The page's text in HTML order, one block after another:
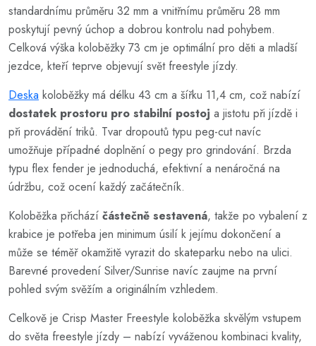
standardnímu průměru 32 mm a vnitřnímu průměru 28 mm
poskytují pevný úchop a dobrou kontrolu nad pohybem.
Celková výška koloběžky 73 cm je optimální pro děti a mladší
jezdce, kteří teprve objevují svět freestyle jízdy.
Deska koloběžky má délku 43 cm a šířku 11,4 cm, což nabízí
dostatek prostoru pro stabilní postoj a jistotu při jízdě i
při provádění triků. Tvar dropoutů typu peg-cut navíc
umožňuje případné doplnění o pegy pro grindování. Brzda
typu flex fender je jednoduchá, efektivní a nenáročná na
údržbu, což ocení každý začátečník.
Koloběžka přichází částečně sestavená, takže po vybalení z
krabice je potřeba jen minimum úsilí k jejímu dokončení a
může se téměř okamžitě vyrazit do skateparku nebo na ulici.
Barevné provedení Silver/Sunrise navíc zaujme na první
pohled svým svěžím a originálním vzhledem.
Celkově je Crisp Master Freestyle koloběžka skvělým vstupem
do světa freestyle jízdy – nabízí vyváženou kombinaci kvality,